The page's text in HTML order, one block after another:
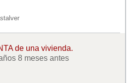
de una vivienda.
8 meses antes